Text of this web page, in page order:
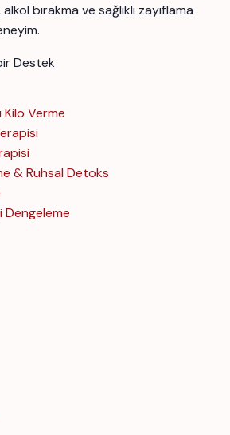
bırakma ve sağlıklı zayıflama
Destek
Kilo Verme
& Ruhsal Detoks
Dengeleme